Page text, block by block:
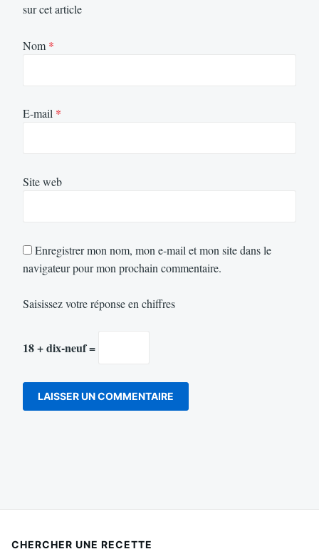
sur cet article
Nom *
E-mail *
Site web
Enregistrer mon nom, mon e-mail et mon site dans le
navigateur pour mon prochain commentaire.
Saisissez votre réponse en chiffres
18 + dix-neuf =
CHERCHER UNE RECETTE